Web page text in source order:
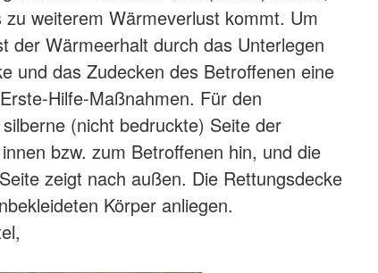
weiterem Wärmeverlust kommt. Um
der Wärmeerhalt durch das Unterlegen
und das Zudecken des Betroffenen eine
Hilfe-Maßnahmen. Für den
(nicht bedruckte) Seite der
bzw. zum Betroffenen hin, und die
zeigt nach außen. Die Rettungsdecke
Körper anliegen.